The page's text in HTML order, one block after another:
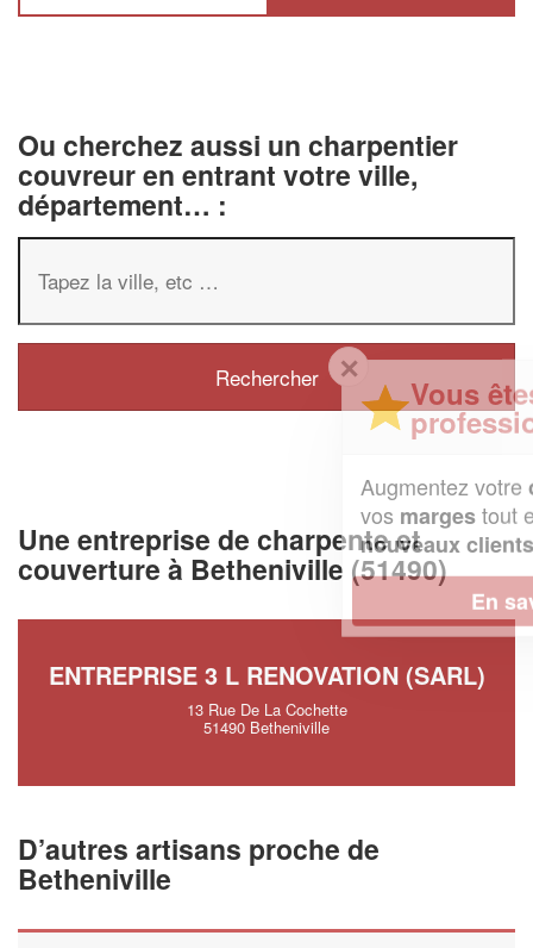
Ou cherchez aussi un charpentier
couvreur en entrant votre ville,
département… :
Une entreprise de charpente et
couverture à Betheniville (51490)
ENTREPRISE 3 L RENOVATION (SARL)
13 Rue De La Cochette
51490 Betheniville
D’autres artisans proche de
Betheniville
Vous êtes un
professionnel ?
chiffre d'affaireset
tout en gagnant de
nouveaux clients!